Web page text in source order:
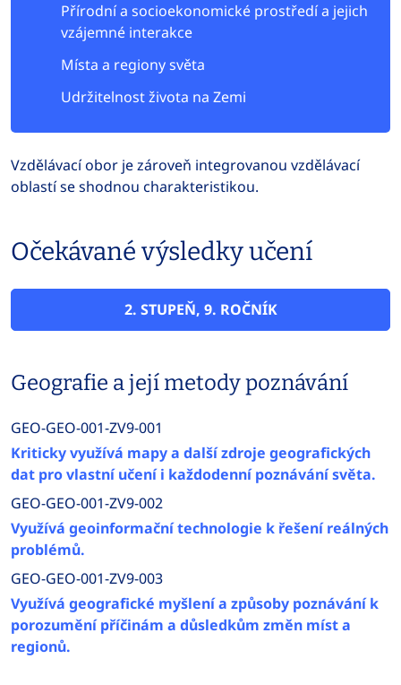
Přírodní a socioekonomické prostředí a jejich
vzájemné interakce
Místa a regiony světa
Udržitelnost života na Zemi
Vzdělávací obor je zároveň integrovanou vzdělávací
oblastí se shodnou charakteristikou.
Očekávané výsledky učení
2. STUPEŇ, 9. ROČNÍK
Geografie a její metody poznávání
GEO-GEO-001-ZV9-001
Kriticky využívá mapy a další zdroje geografických
dat pro vlastní učení i každodenní poznávání světa.
GEO-GEO-001-ZV9-002
Využívá geoinformační technologie k řešení reálných
problémů.
GEO-GEO-001-ZV9-003
Využívá geografické myšlení a způsoby poznávání k
porozumění příčinám a důsledkům změn míst a
regionů.